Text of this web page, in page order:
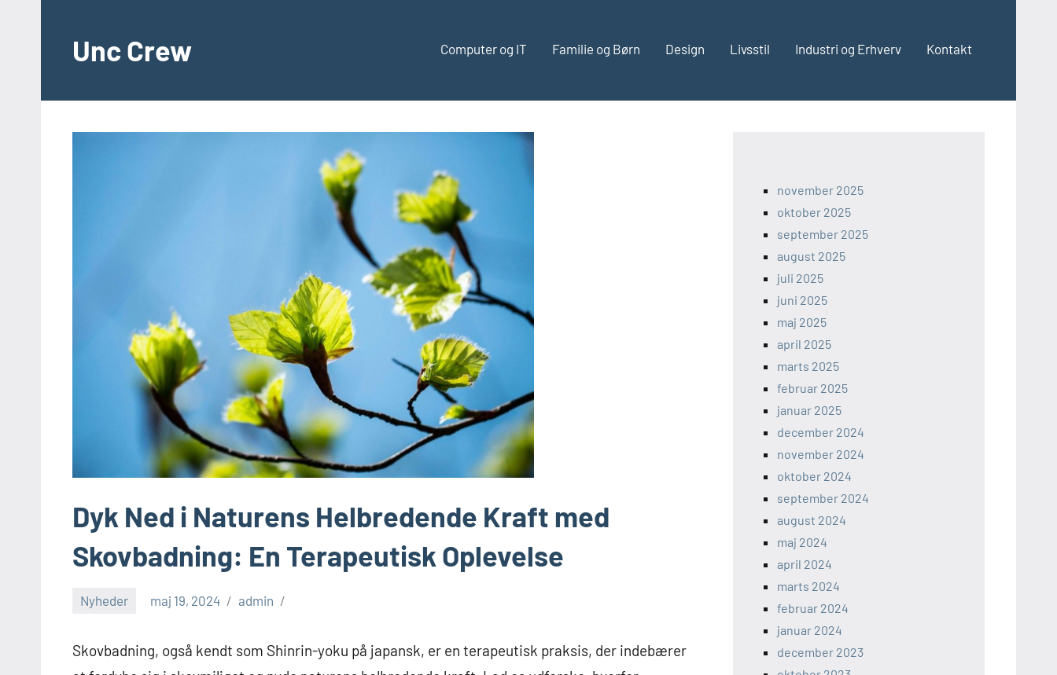
indholdUnc Crew Computer og IT Familie og Børn Design Livsstil Industri og Erhverv Kontakt
Dyk Ned i Naturens Helbredende Kraft med
Skovbadning: En Terapeutisk Oplevelse
Nyheder maj 19, 2024 admin
Skovbadning, også kendt som Shinrin-yoku på japansk, er en terapeutisk praksis, der indebærer
november 2025
oktober 2025
september 2025
august 2025
juli 2025
juni 2025
maj 2025
april 2025
marts 2025
februar 2025
januar 2025
december 2024
november 2024
oktober 2024
september 2024
august 2024
maj 2024
april 2024
marts 2024
februar 2024
januar 2024
december 2023